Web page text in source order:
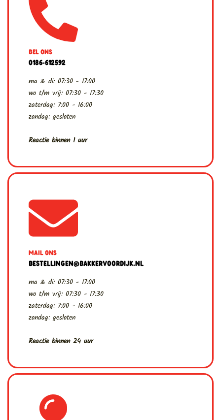
BEL ONS
0186-612592
ma & di: 07:30 - 17:00
wo t/m vrij: 07:30 - 17:30
zaterdag: 7:00 - 16:00
zondag: gesloten
Reactie binnen 1 uur
MAIL ONS
BESTELLINGEN@BAKKERVOORDIJK.NL
ma & di: 07:30 - 17:00
wo t/m vrij: 07:30 - 17:30
zaterdag: 7:00 - 16:00
zondag: gesloten
Reactie binnen 24 uur